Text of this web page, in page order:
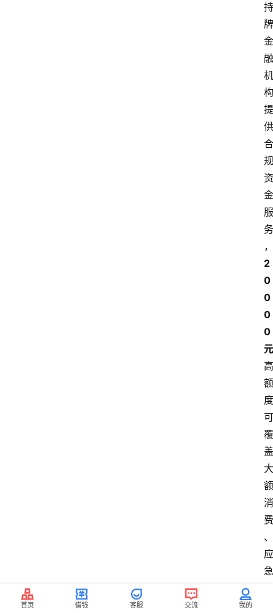
持
牌
金
融
机
构
提
供
合
规
资
金
服
务
，
2
0
0
0
0
元
高
额
度
可
覆
盖
大
额
消
费
、
应
急
首页 借钱 客服 交流 我的